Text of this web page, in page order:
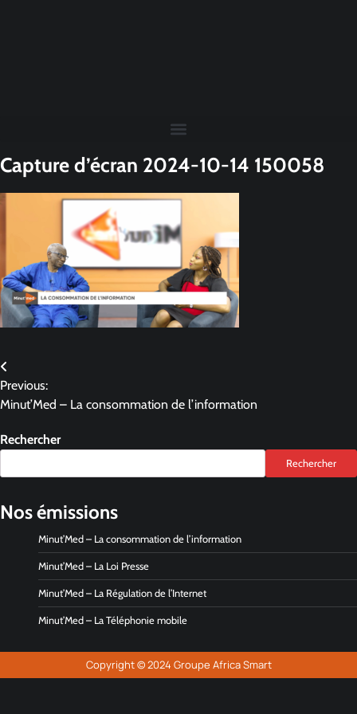
Capture d’écran 2024-10-14 150058
Previous:
Minut’Med – La consommation de l’information
Rechercher
Rechercher
Nos émissions
Minut’Med – La consommation de l’information
Minut’Med – La Loi Presse
Minut’Med – La Régulation de l’Internet
Minut’Med – La Téléphonie mobile
Copyright © 2024 Groupe Africa Smart